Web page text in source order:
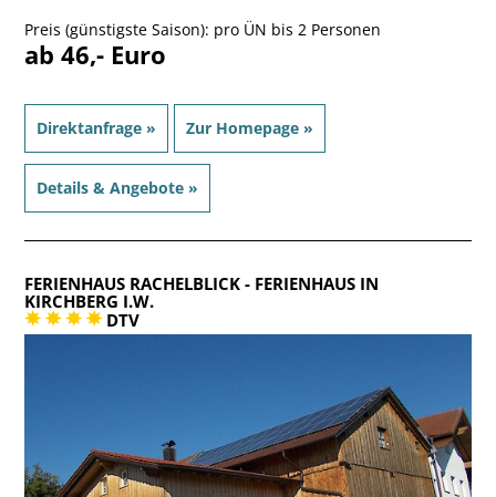
Preis (günstigste Saison): pro ÜN bis 2 Personen
ab 46,- Euro
Direktanfrage » Zur Homepage »
Details & Angebote »
FERIENHAUS RACHELBLICK- FERIENHAUS IN
KIRCHBERG I.W.
DTV